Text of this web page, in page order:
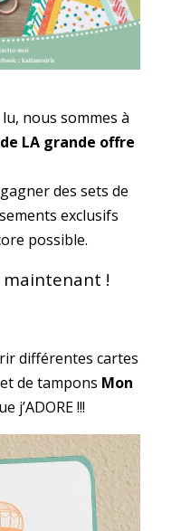
nous sommes à
LA grande offre
des sets de
exclusifs
possible.
maintenant !
différentes cartes
de tampons Mon
j’ADORE !!!